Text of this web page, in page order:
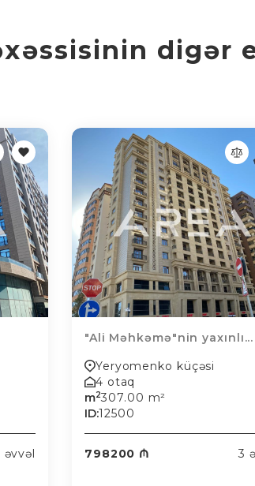
digər
əvvəl
"Ali Məhkəmə"nin yaxınlı...
Yeryomenko küçəsi
4 otaq
m2307.00 m²
ID:12500
798200 ₼ 3